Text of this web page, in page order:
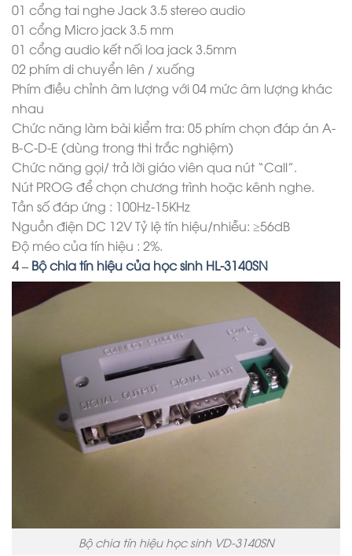
01 cổng tai nghe Jack 3.5 stereo audio
01 cổng Micro jack 3.5 mm
01 cổng audio kết nối loa jack 3.5mm
02 phím di chuyển lên / xuống
Phím điều chỉnh âm lượng với 04 mức âm lượng khác
nhau
Chức năng làm bài kiểm tra: 05 phím chọn đáp án A-
B-C-D-E (dùng trong thi trắc nghiệm)
Chức năng gọi/ trả lời giáo viên qua nút “Call”.
Nút PROG để chọn chương trình hoặc kênh nghe.
Tần số đáp ứng : 100Hz-15KHz
Nguồn điện DC 12V Tỷ lệ tín hiệu/nhiễu: ≥56dB
Độ méo của tín hiệu : 2%.
4 – Bộ chia tín hiệu của học sinh HL-3140SN
Bộ chia tín hiệu học sinh VD-3140SN